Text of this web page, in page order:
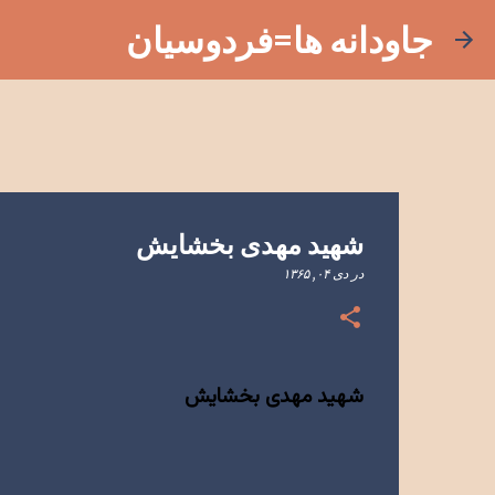
جاودانه ها=فردوسیان
شهید مهدی بخشایش
دردی ۰۴, ۱۳۶۵
شهید مهدی بخشایش